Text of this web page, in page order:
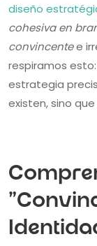
diseño
cohesiva en
convincentee
respiramos
estrategia
existen, sino